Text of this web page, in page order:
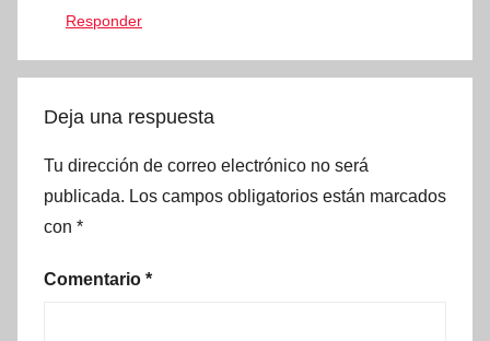
Responder
Deja una respuesta
Tu dirección de correo electrónico no será
publicada. Los campos obligatorios están marcados
con *
Comentario *